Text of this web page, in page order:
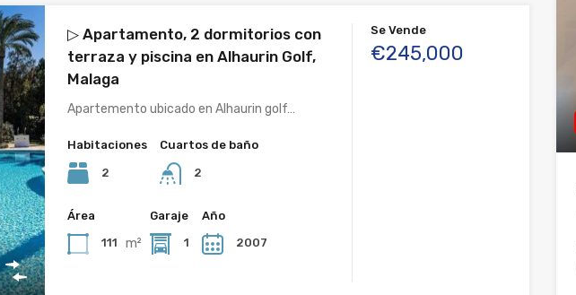
▷ Apartamento, 2 dormitorios con
terraza y piscina en Alhaurin Golf,
Malaga
Apartemento ubicado en Alhaurin golf…
Habitaciones
2
Cuartos de baño
2
Área
111 m²
Garaje
1
Año
2007
Se Vende
€245,000